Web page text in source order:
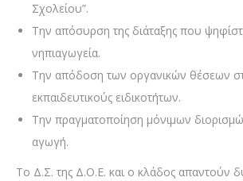
Σχολείου”.
Την απόσυρση της διάταξης που
νηπιαγωγεία.
Την απόδοση των οργανικών θέσεων
εκπαιδευτικούς ειδικοτήτων.
Την πραγματοποίηση μόνιμων
αγωγή.
Το Δ.Σ. της Δ.Ο.Ε. και ο κλάδος απαντούν